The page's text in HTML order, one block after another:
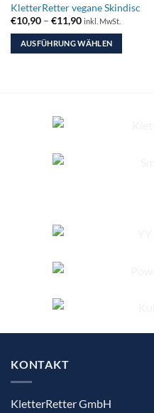
KletterRetter vegane Skindisc
€10,90 – €11,90Preisspanne:
bis
€11,90
inkl. MwSt.
AUSFÜHRUNG WÄHLEN
Varianten
Produktseite
KONTAKT
KletterRetter GmbH